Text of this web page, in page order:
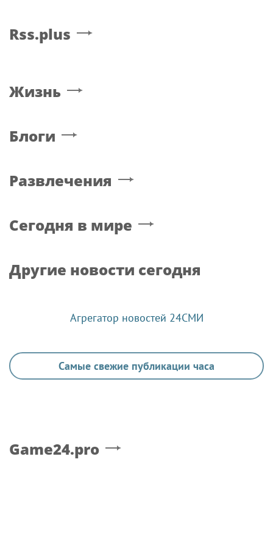
Rss.plus
Жизнь
Блоги
Развлечения
Сегодня в мире
Другие новости сегодня
Агрегатор новостей 24СМИ
Самые свежие публикации часа
Game24.pro